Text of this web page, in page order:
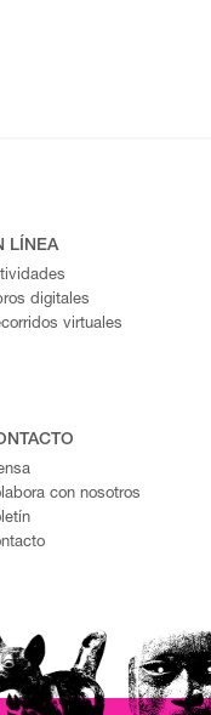
LÍNEA
digitales
virtuales
con nosotros